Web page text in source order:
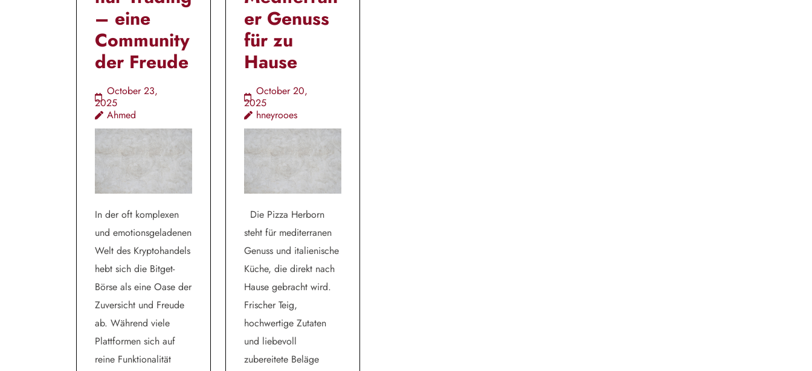
– eine
Community
der Freude
October 23,
2025
Ahmed
In der oft komplexen
und emotionsgeladenen
Welt des Kryptohandels
hebt sich die Bitget-
Börse als eine Oase der
Zuversicht und Freude
ab. Während viele
Plattformen sich auf
reine Funktionalität
er Genuss
für zu
Hause
October 20,
2025
hneyrooes
Die Pizza Herborn
steht für mediterranen
Genuss und italienische
Küche, die direkt nach
Hause gebracht wird.
Frischer Teig,
hochwertige Zutaten
und liebevoll
zubereitete Beläge